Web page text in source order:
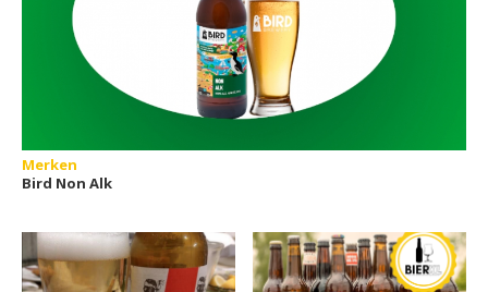
Merken
Bird Non Alk